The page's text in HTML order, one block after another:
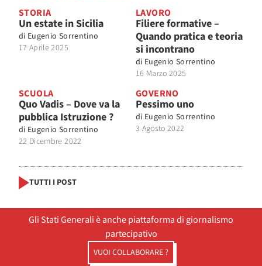
STORIA
Un estate in Sicilia
di Eugenio Sorrentino
17 Aprile 2025
LAVORO
Filiere formative –
Quando pratica e teoria
si incontrano
di Eugenio Sorrentino
16 Marzo 2025
SCUOLA
Quo Vadis – Dove va la
pubblica Istruzione ?
di Eugenio Sorrentino
22 Dicembre 2022
GOVERNO
Pessimo uno
di Eugenio Sorrentino
3 Agosto 2022
TUTTI I POST
Gli Stati Generali è anche piattaforma di giornalismo
partecipativo
VUOI COLLABORARE ?